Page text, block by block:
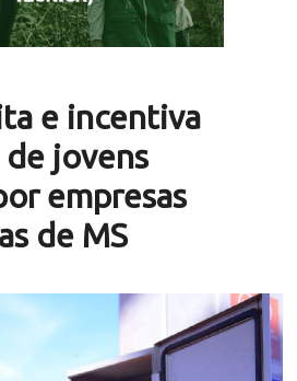
e incentiva
jovens
empresas
de MS